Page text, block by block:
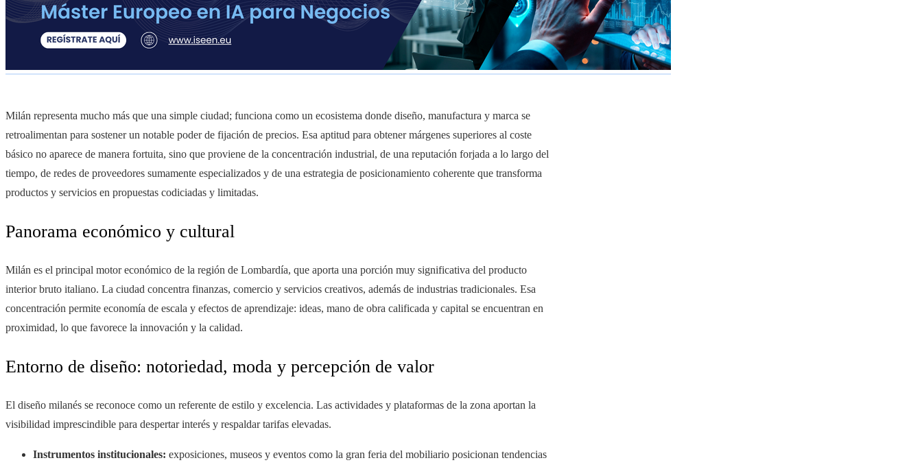
Milán representa mucho más que una simple ciudad; funciona como un ecosistema donde diseño, manufactura y marca se
retroalimentan para sostener un notable poder de fijación de precios. Esa aptitud para obtener márgenes superiores al coste
básico no aparece de manera fortuita, sino que proviene de la concentración industrial, de una reputación forjada a lo largo del
tiempo, de redes de proveedores sumamente especializados y de una estrategia de posicionamiento coherente que transforma
productos y servicios en propuestas codiciadas y limitadas.
Panorama económico y cultural
Milán es el principal motor económico de la región de Lombardía, que aporta una porción muy significativa del producto
interior bruto italiano. La ciudad concentra finanzas, comercio y servicios creativos, además de industrias tradicionales. Esa
concentración permite economía de escala y efectos de aprendizaje: ideas, mano de obra calificada y capital se encuentran en
proximidad, lo que favorece la innovación y la calidad.
Entorno de diseño: notoriedad, moda y percepción de valor
El diseño milanés se reconoce como un referente de estilo y excelencia. Las actividades y plataformas de la zona aportan la
visibilidad imprescindible para despertar interés y respaldar tarifas elevadas.
Instrumentos institucionales: exposiciones, museos y eventos como la gran feria del mobiliario posicionan tendencias